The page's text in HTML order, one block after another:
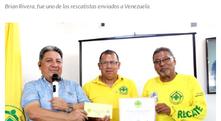
Brian Rivera, fue uno de los rescatistas enviados a Venezuela.